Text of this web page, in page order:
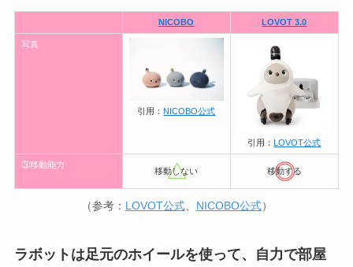
NICOBO LOVOT 3.0
写真
引用： NICOBO公式
引用： LOVOT公式
③移動能力
移動しない 移動する
（参考： LOVOT公式、 NICOBO公式）
ラボットは足元のホイールを使って、自力で部屋